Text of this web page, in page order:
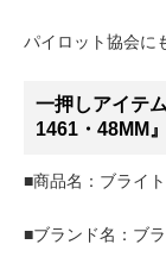
パイロット協会に
一押しアイテ
1461・48MM』
■商品名：ブライ
■ブランド名：ブ